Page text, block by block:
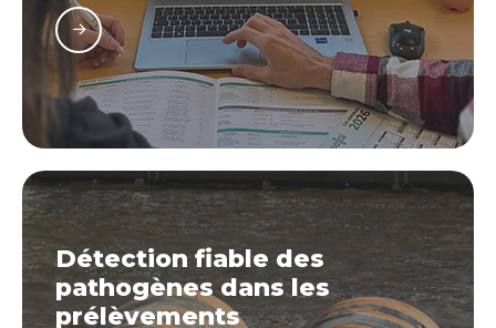
Détection fiable des
pathogènes dans les
prélèvements